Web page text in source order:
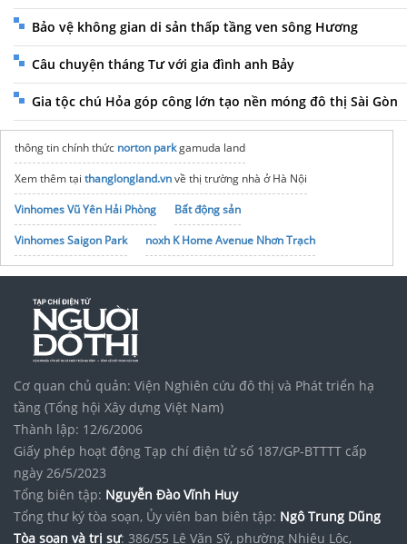
Bảo vệ không gian di sản thấp tầng ven sông Hương
Câu chuyện tháng Tư với gia đình anh Bảy
Gia tộc chú Hỏa góp công lớn tạo nền móng đô thị Sài Gòn
thông tin chính thức norton parkgamuda land
Xem thêm tại thanglongland.vnvề thị trường nhà ở Hà Nội
Vinhomes Vũ Yên Hải Phòng
Bất động sản
Vinhomes Saigon Park
noxh K Home Avenue Nhơn Trạch
gearbox g seriespickleball
Cơ quan chủ quản: Viện Nghiên cứu đô thị và Phát triển hạ
tầng (Tổng hội Xây dựng Việt Nam)
Thành lập: 12/6/2006
Giấy phép hoạt động Tạp chí điện tử số 187/GP-BTTTT cấp
ngày 26/5/2023
Tổng biên tập: Nguyễn Đào Vĩnh Huy
Tổng thư ký tòa soạn, Ủy viên ban biên tập: Ngô Trung Dũng
Tòa soạn và trị sự: 386/55 Lê Văn Sỹ, phường Nhiêu Lộc,